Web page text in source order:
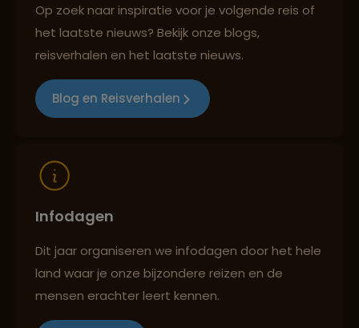
Reizen met oog voor mens, cultuur en milieu
Op zoek naar inspiratie voor je volgende reis of
het laatste nieuws? Bekijk onze blogs,
reisverhalen en het laatste nieuws.
Blog en Reisverhalen
Infodagen
Dit jaar organiseren we infodagen door het hele
land waar je onze bijzondere reizen en de
mensen erachter leert kennen.